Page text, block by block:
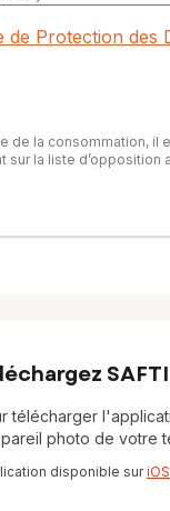
de Protection des
de la consommation,
sur la liste
télécharger
photo de votre
disponible suriOS